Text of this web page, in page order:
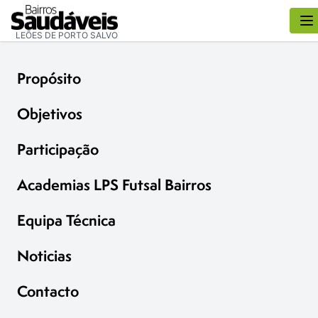
LEÕES DE PORTO SALVO
Propósito
Objetivos
Participação
Academias LPS Futsal Bairros
Equipa Técnica
Noticias
Contacto